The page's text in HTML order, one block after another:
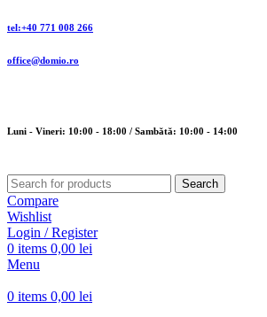
tel:+40 771 008 266
office@domio.ro
Luni - Vineri: 10:00 - 18:00 / Sambătă: 10:00 - 14:00
Search
Compare
Wishlist
Login / Register
0 items 0,00 lei
Menu
0 items 0,00 lei